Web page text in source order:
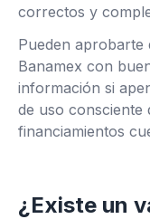
correctos y
Pueden aprobarte
Banamex con
información si
de uso consciente
financiamientos
¿Existe un